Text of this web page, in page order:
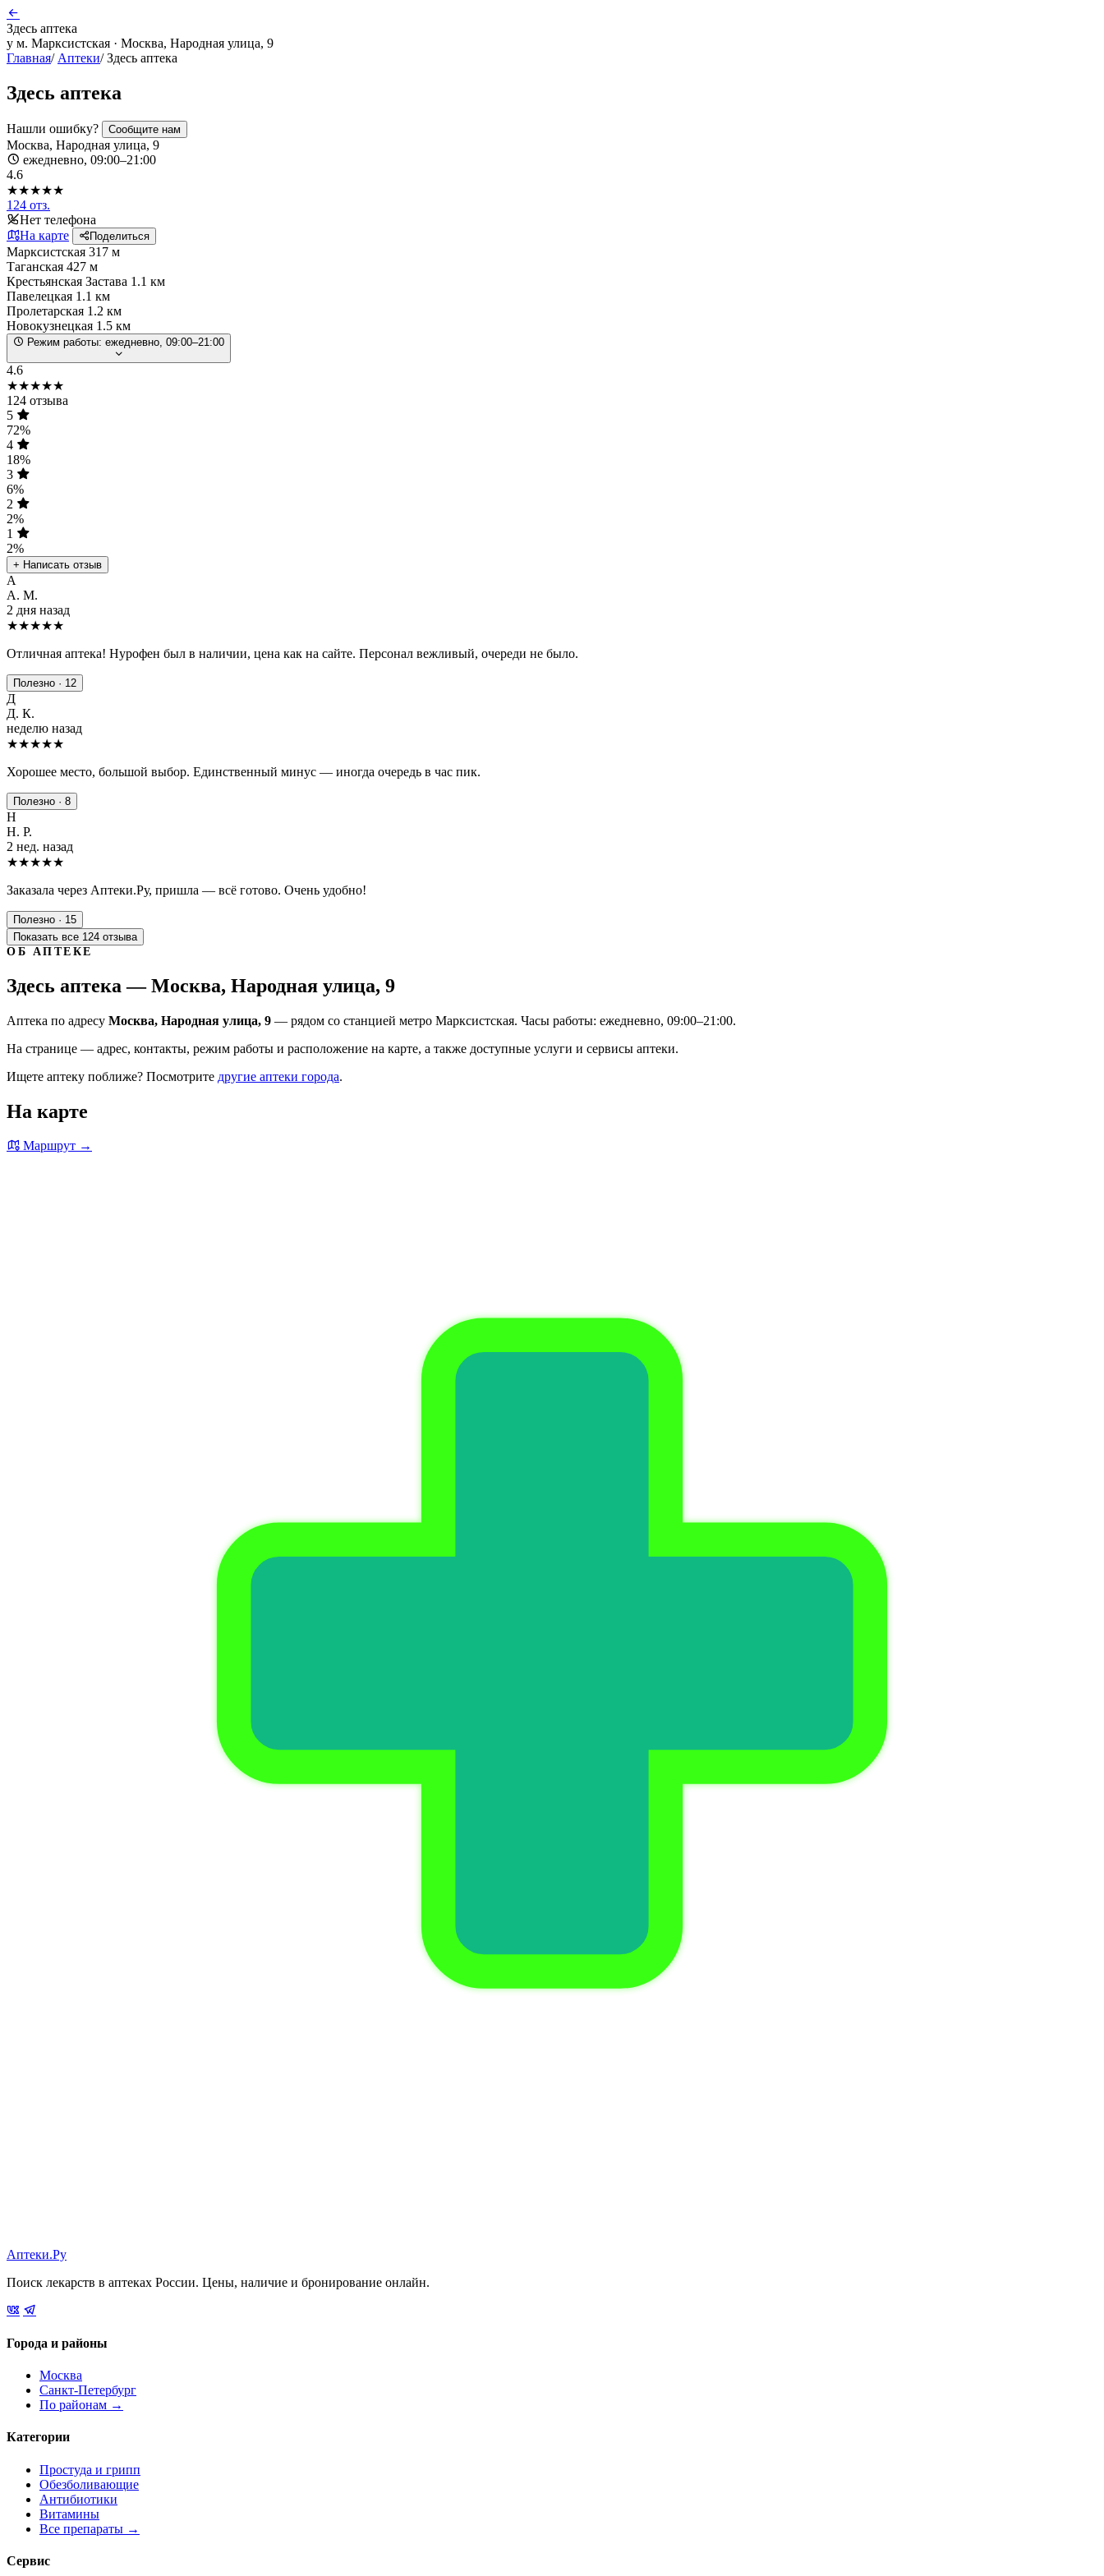
Здесь аптека
у м. Марксистская · Москва, Народная улица, 9
Главная/ Аптеки/ Здесь аптека
Здесь аптека
Нашли ошибку? Сообщите нам
Москва, Народная улица, 9
ежедневно, 09:00–21:00
4.6
★★★★★
124 отз.
Нет телефона
На карте
Поделиться
Марксистская 317 м
Таганская 427 м
Крестьянская Застава 1.1 км
Павелецкая 1.1 км
Пролетарская 1.2 км
Новокузнецкая 1.5 км
Режим работы: ежедневно, 09:00–21:00
4.6
★★★★★
124 отзыва
5
72%
4
18%
3
6%
2
2%
1
2%
+ Написать отзыв
А
А. М.
2 дня назад
★★★★★
Отличная аптека! Нурофен был в наличии, цена как на сайте. Персонал вежливый, очереди не было.
Полезно · 12
Д
Д. К.
неделю назад
★★★★★
Хорошее место, большой выбор. Единственный минус — иногда очередь в час пик.
Полезно · 8
Н
Н. Р.
2 нед. назад
★★★★★
Заказала через Аптеки.Ру, пришла — всё готово. Очень удобно!
Полезно · 15
Показать все 124 отзыва
ОБ АПТЕКЕ
Здесь аптека — Москва, Народная улица, 9
Аптека по адресу Москва, Народная улица, 9 — рядом со станцией метро Марксистская. Часы работы: ежедневно, 09:00–21:00.
На странице — адрес, контакты, режим работы и расположение на карте, а также доступные услуги и сервисы аптеки.
Ищете аптеку поближе? Посмотрите другие аптеки города.
На карте
Маршрут →
Аптеки.Ру
Поиск лекарств в аптеках России. Цены, наличие и бронирование онлайн.
Города и районы
Москва
Санкт-Петербург
По районам →
Категории
Простуда и грипп
Обезболивающие
Антибиотики
Витамины
Все препараты →
Сервис